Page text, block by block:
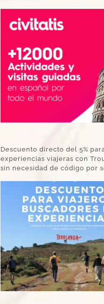
Descuento directo del 5%
experiencias viajeras con
sin necesidad de código por